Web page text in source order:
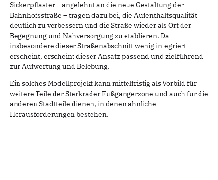
Sickerpflaster – angelehnt an die neue Gestaltung der
Bahnhofsstraße – tragen dazu bei, die Aufenthaltsqualität
deutlich zu verbessern und die Straße wieder als Ort der
Begegnung und Nahversorgung zu etablieren. Da
insbesondere dieser Straßenabschnitt wenig integriert
erscheint, erscheint dieser Ansatz passend und zielführend
zur Aufwertung und Belebung.
Ein solches Modellprojekt kann mittelfristig als Vorbild für
weitere Teile der Sterkrader Fußgängerzone und auch für die
anderen Stadtteile dienen, in denen ähnliche
Herausforderungen bestehen.